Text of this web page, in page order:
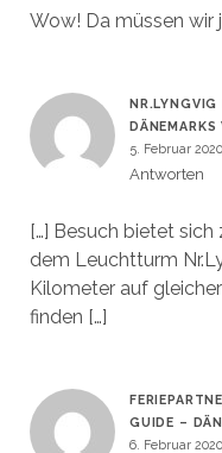
Wow! Da müssen
5. Februar 2020
Antworten
[…] Besuch bietet
dem Leuchtturm
Kilometer auf
finden […]
GUIDE –
6. Februar 2020